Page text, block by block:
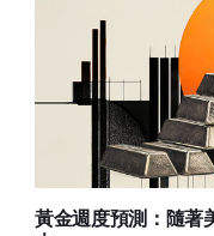
黃金週度預測：隨著